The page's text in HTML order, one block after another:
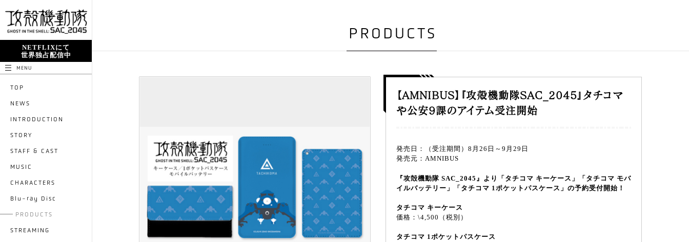
NETFLIXにて
世界独占配信中
MENU
TOP
NEWS
INTRODUCTION
STORY
STAFF & CAST
MUSIC
CHARACTERS
Blu-ray Disc
PRODUCTS
STREAMING
PRODUCTS
【AMNIBUS】『攻殻機動隊SAC_2045』タチコマ
や公安9課のアイテム受注開始
発売日：（受注期間）8月26日～9月29日
発売元：AMNIBUS
『攻殻機動隊 SAC_2045』より「タチコマ キーケース」「タチコマ モバ
イルバッテリー」「タチコマ 1ポケットパスケース」の予約受付開始！
タチコマ キーケース
価格：\4,500（税別）
タチコマ 1ポケットパスケース